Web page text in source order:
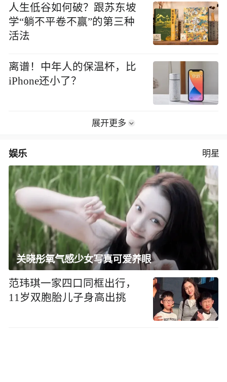
人生低谷如何破？跟苏东坡
学“躺不平卷不赢”的第三种
活法
离谱！中年人的保温杯，比
iPhone还小了？
展开更多
娱乐 明星
关晓彤氧气感少女写真可爱养眼
范玮琪一家四口同框出行，
11岁双胞胎儿子身高出挑